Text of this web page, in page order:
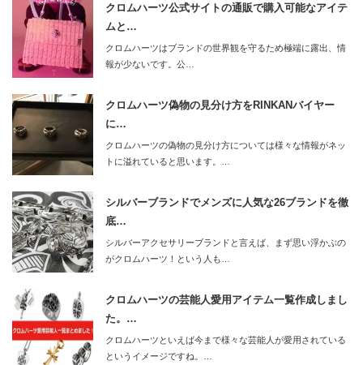
クロムハーツ公式サイトの通販で購入可能なアイテ
ムと…
クロムハーツはブランドの世界観を守るため極端に露出、情
報が少ないです。公…
クロムハーツ偽物の見分け方をRINKANバイヤー
に…
クロムハーツの偽物の見分け方については様々な情報がネッ
トに溢れていると思います。…
シルバーブランドでメンズに人気な26ブランドを徹
底…
シルバーアクセサリーブランドと言えば、まず思い浮かぶの
がクロムハーツ！という人も…
クロムハーツの芸能人愛用アイテム一覧作成しまし
た。…
クロムハーツといえば今まで様々な芸能人が愛用されている
というイメージですね。…